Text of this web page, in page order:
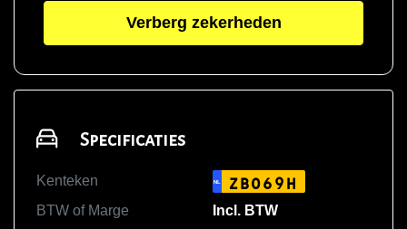
Verberg zekerheden
Specificaties
Kenteken NL ZB069H
BTW of Marge
Incl. BTW